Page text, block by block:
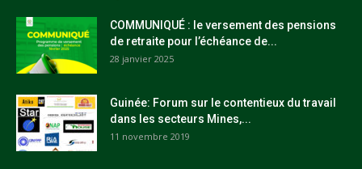
COMMUNIQUÉ : le versement des pensions
de retraite pour l’échéance de...
28 janvier 2025
Guinée: Forum sur le contentieux du travail
dans les secteurs Mines,...
11 novembre 2019